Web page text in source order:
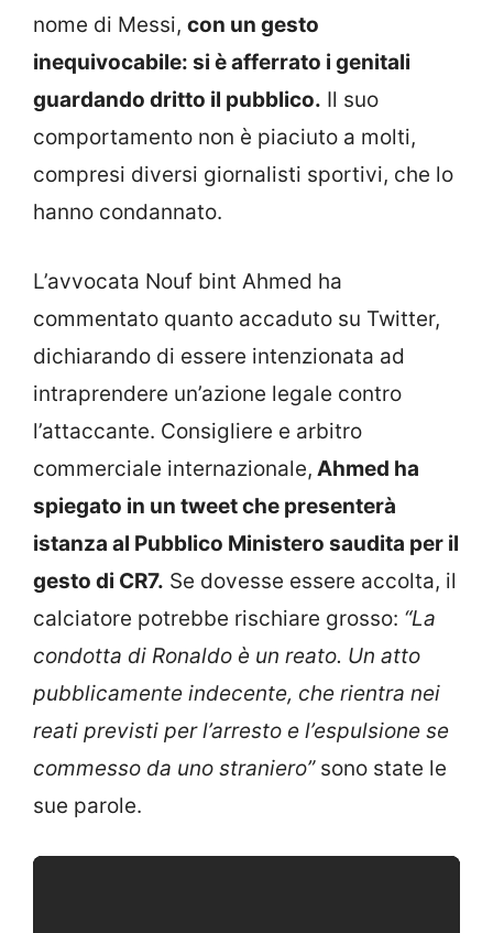
nome di Messi, con un gesto
inequivocabile: si è afferrato i genitali
guardando dritto il pubblico. Il suo
comportamento non è piaciuto a molti,
compresi diversi giornalisti sportivi, che lo
hanno condannato.
L’avvocata Nouf bint Ahmed ha
commentato quanto accaduto su Twitter,
dichiarando di essere intenzionata ad
intraprendere un’azione legale contro
l’attaccante. Consigliere e arbitro
commerciale internazionale, Ahmed ha
spiegato in un tweet che presenterà
istanza al Pubblico Ministero saudita per il
gesto di CR7. Se dovesse essere accolta, il
calciatore potrebbe rischiare grosso: “La
condotta di Ronaldo è un reato. Un atto
pubblicamente indecente, che rientra nei
reati previsti per l’arresto e l’espulsione se
commesso da uno straniero”sono state le
sue parole.